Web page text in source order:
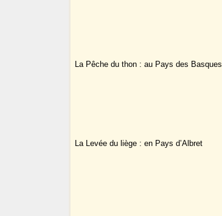
La Pêche du thon : au Pays des Basques
La Levée du liège : en Pays d’Albret